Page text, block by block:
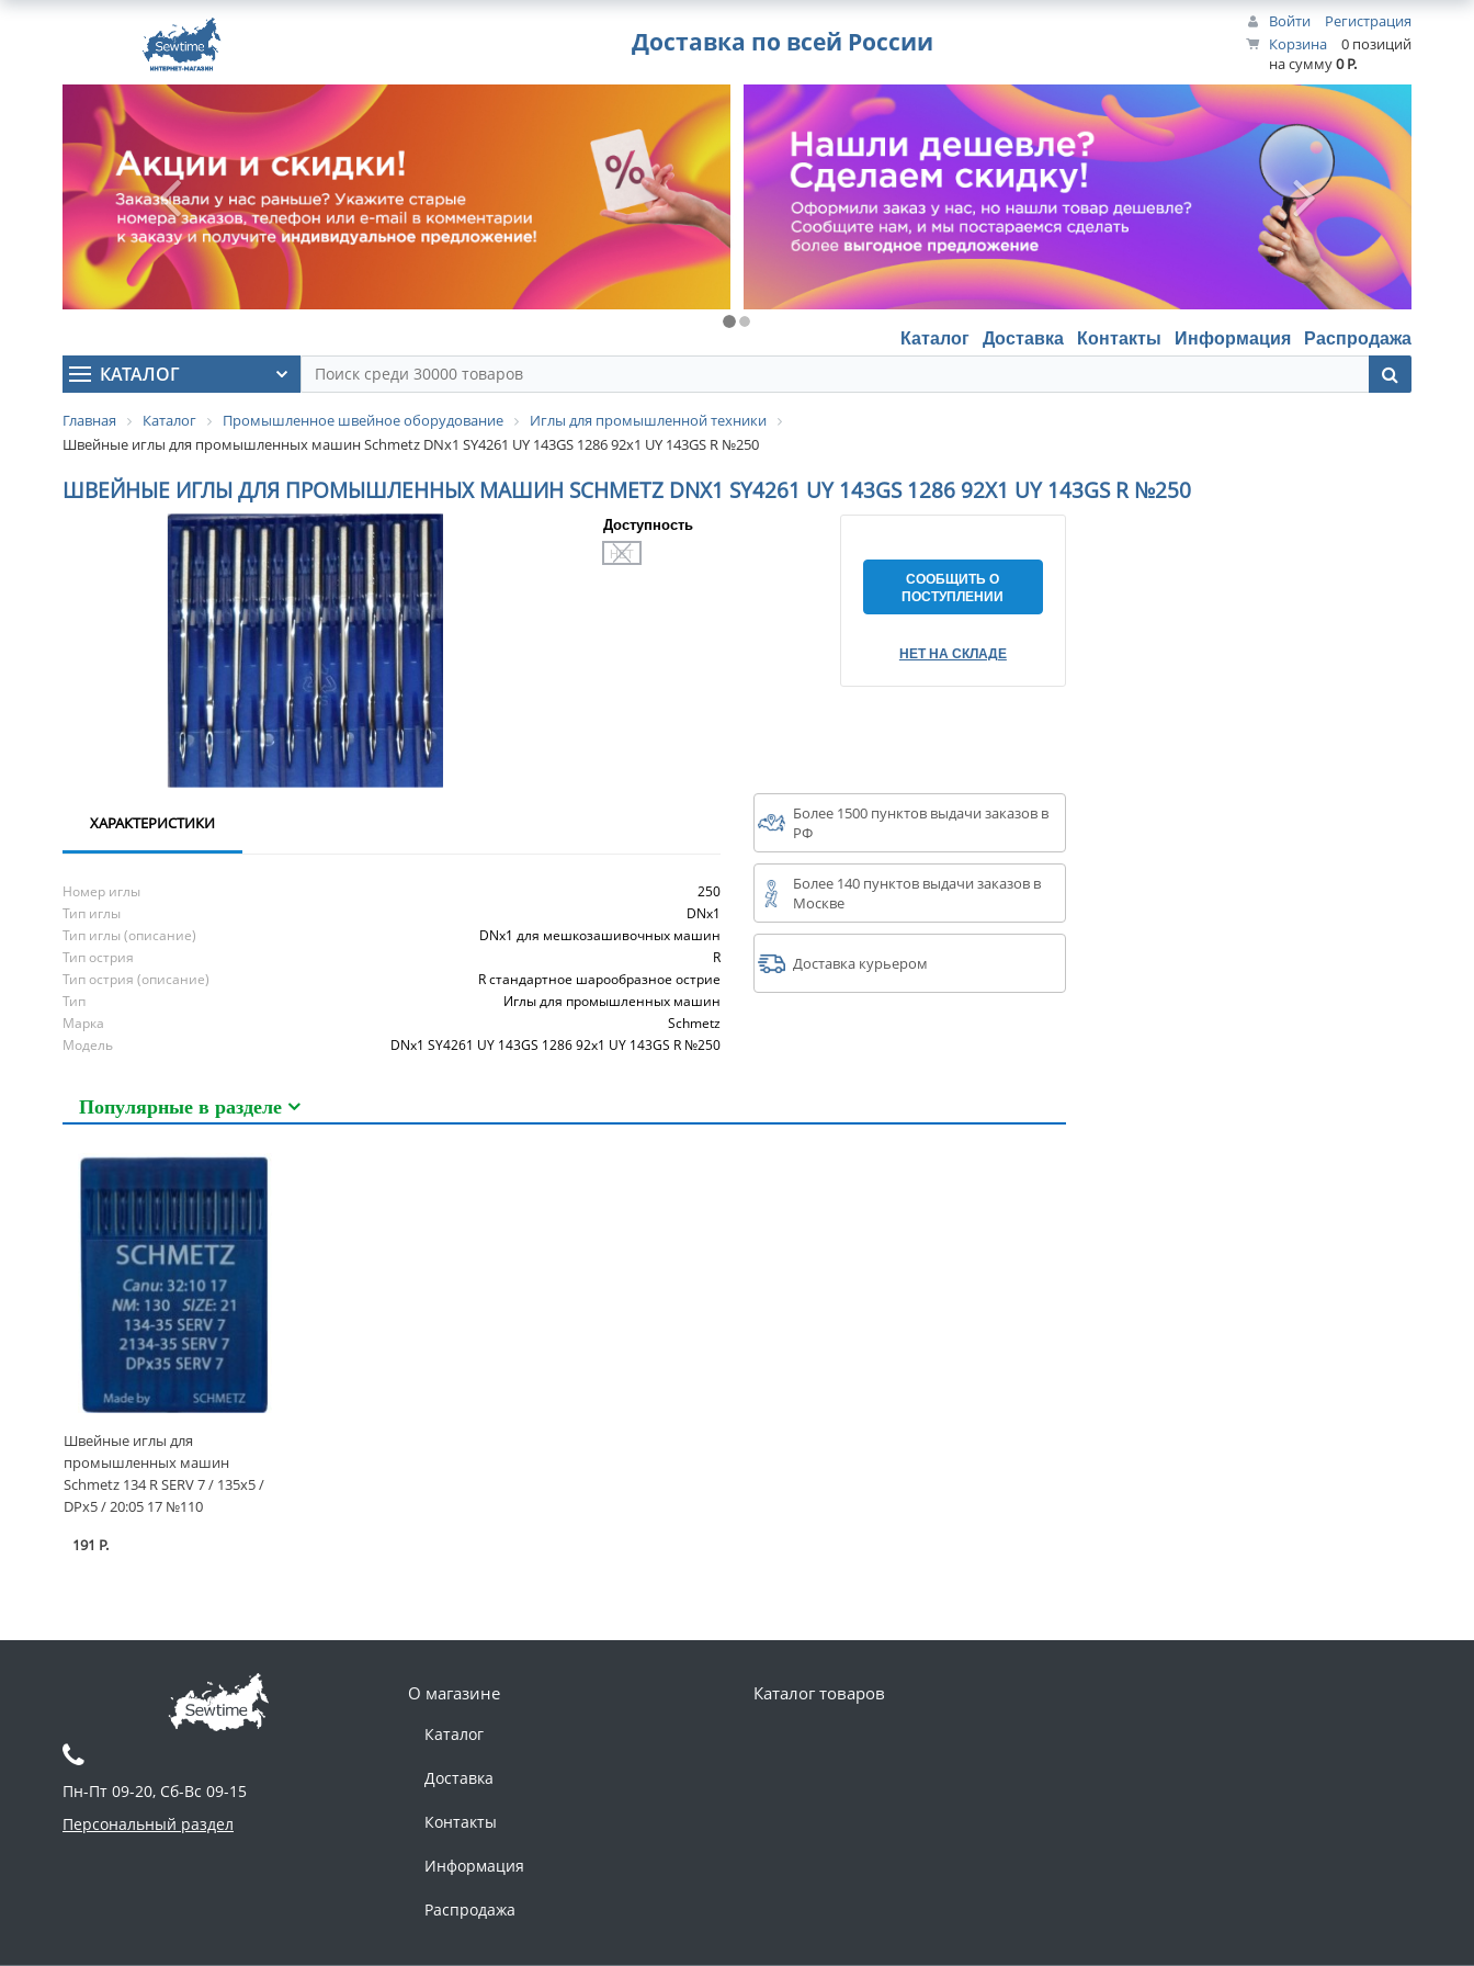
Войти
Регистрация
Корзина
0 позиций
на сумму0 Р.
Доставка по всей России
Каталог Доставка Контакты Информация Распродажа
КАТАЛОГ
Главная Каталог Промышленное швейное оборудование
Иглы для промышленной техники
Швейные иглы для промышленных машин Schmetz DNx1 SY4261 UY 143GS 1286 92x1 UY 143GS R №250
ШВЕЙНЫЕ ИГЛЫ ДЛЯ ПРОМЫШЛЕННЫХ МАШИН SCHMETZ DNX1 SY4261 UY 143GS 1286 92X1 UY 143GS R №250
Доступность
НЕТ
СООБЩИТЬ О
ПОСТУПЛЕНИИ
НЕТ НА СКЛАДЕ
ХАРАКТЕРИСТИКИ
Номер иглы
250
Тип иглы
DNx1
Тип иглы (описание)
DNx1 для мешкозашивочных машин
Тип острия
R
Тип острия (описание)
R стандартное шарообразное острие
Тип
Иглы для промышленных машин
Марка
Schmetz
Модель
DNx1 SY4261 UY 143GS 1286 92x1 UY 143GS R №250
Более 1500 пунктов выдачи заказов в
РФ
Более 140 пунктов выдачи заказов в
Москве
Доставка курьером
Популярные в разделе
Швейные иглы для
промышленных машин
Schmetz 134 R SERV 7 / 135x5 /
DPx5 / 20:05 17 №110
191 Р.
О магазине
Каталог
Доставка
Контакты
Информация
Распродажа
Каталог товаров
Пн-Пт 09-20, Сб-Вс 09-15
Персональный раздел